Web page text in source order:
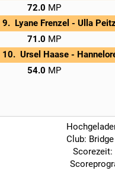
Privatscore
72.0
Lyane Frenzel - Ulla
Privatscore
71.0
Ursel Haase -
Privatscore
54.0
Club:
Scorezeit: